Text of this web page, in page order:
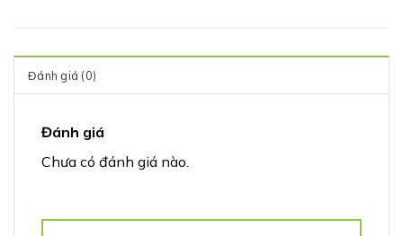
Đánh giá (0)
Đánh giá
Chưa có đánh giá nào.